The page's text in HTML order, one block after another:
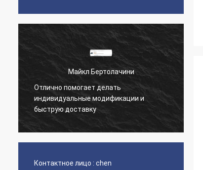
Майкл Бертолачини
Отлично помогает делать
индивидуальные модификации и
быструю доставку
Контактное лицо : chen